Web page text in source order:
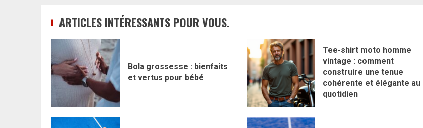
ARTICLES INTÉRESSANTS POUR VOUS.
Bola grossesse : bienfaits
et vertus pour bébé
Tee-shirt moto homme
vintage : comment
construire une tenue
cohérente et élégante au
quotidien